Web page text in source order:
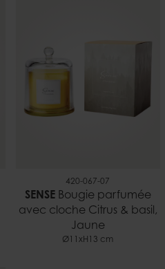
420-067-07
SENSEBougie parfumée
avec cloche Citrus & basil,
Jaune
Ø11xH13 cm